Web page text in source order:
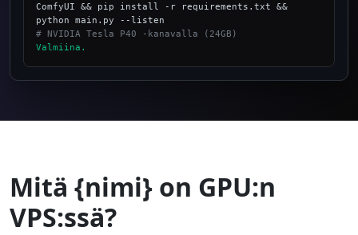
ComfyUI && pip install -r requirements.txt &&
# NVIDIA Tesla P40 -kanavalla (24GB)
Valmiina.
Mitä {nimi} on GPU:n
VPS:ssä?